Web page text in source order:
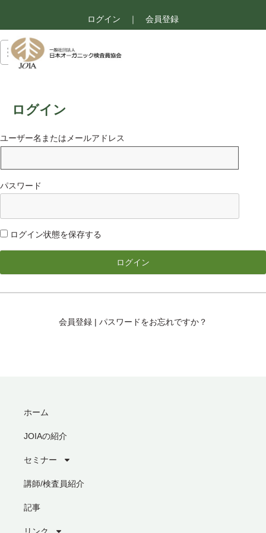
ログイン ｜ 会員登録
ログイン
ユーザー名またはメールアドレス
パスワード
ログイン状態を保存する
会員登録 | パスワードをお忘れですか？
ホーム
JOIAの紹介
セミナー
講師/検査員紹介
記事